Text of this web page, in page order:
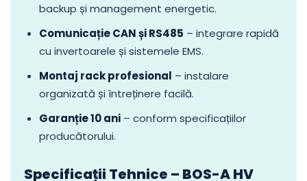
backup și management energetic.
Comunicație CAN și RS485 – integrare rapidă
cu invertoarele și sistemele EMS.
Montaj rack profesional – instalare
organizată și întreținere facilă.
Garanție 10 ani – conform specificațiilor
producătorului.
Specificații Tehnice – BOS-A HV